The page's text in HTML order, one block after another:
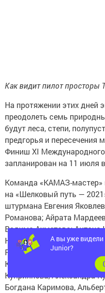
Как видит пилот просторы
На протяжении этих дней
преодолеть семь
будут леса, степи,
предгорья и пересечения
Финиш XI
запланирован на 11 июля
Команда «КАМАЗ-мастер»
на «Шелковый путь —
штурмана Евгения
Романова; Айрата
Вадима Ахметова;
Никитина, Ивана
Руслана Ахмадеева,
Каргинова, Андрея
Куприянова, Александра
Богдана Каримова,
А вы уже видели
Junior?